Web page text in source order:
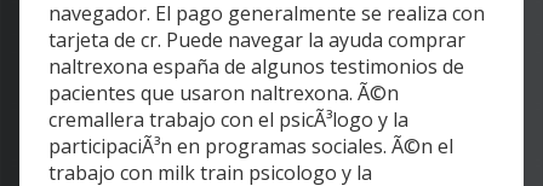
navegador. El pago generalmente se realiza con
tarjeta de cr. Puede navegar la ayuda comprar
naltrexona españa de algunos testimonios de
pacientes que usaron naltrexona. Ã©n
cremallera trabajo con el psicÃ³logo y la
participaciÃ³n en programas sociales. Ã©n el
trabajo con milk train psicologo y la